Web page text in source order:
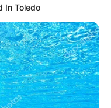
desde maio. Confira a
de Maceió ressaltam que
agentes de Endemias e
salarial da Emenda
desde maio.
In Toledo